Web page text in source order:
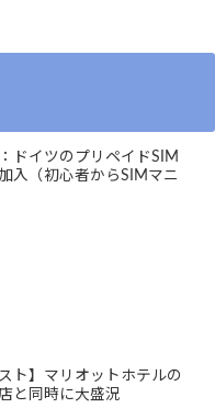
ドイツのプリペイドSIM
入（初心者からSIMマニ
ト】マリオットホテルの
と同時に大盛況